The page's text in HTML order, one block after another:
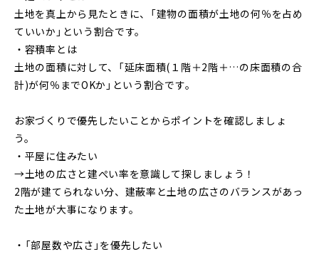
土地を真上から見たときに、「建物の面積が土地の何％を占め
ていいか」という割合です。
・容積率とは
土地の面積に対して、「延床面積(１階＋2階＋…の床面積の合
計)が何％までOKか」という割合です。
お家づくりで優先したいことからポイントを確認しましょ
う。
・平屋に住みたい
→土地の広さと建ぺい率を意識して探しましょう！
2階が建てられない分、建蔽率と土地の広さのバランスがあっ
た土地が大事になります。
・「部屋数や広さ」を優先したい